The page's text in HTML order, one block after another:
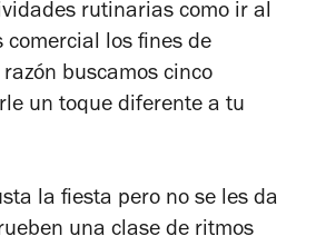
rutinarias como ir al
comercial los fines de
buscamos cinco
un toque diferente a tu
la fiesta pero no se les da
una clase de ritmos